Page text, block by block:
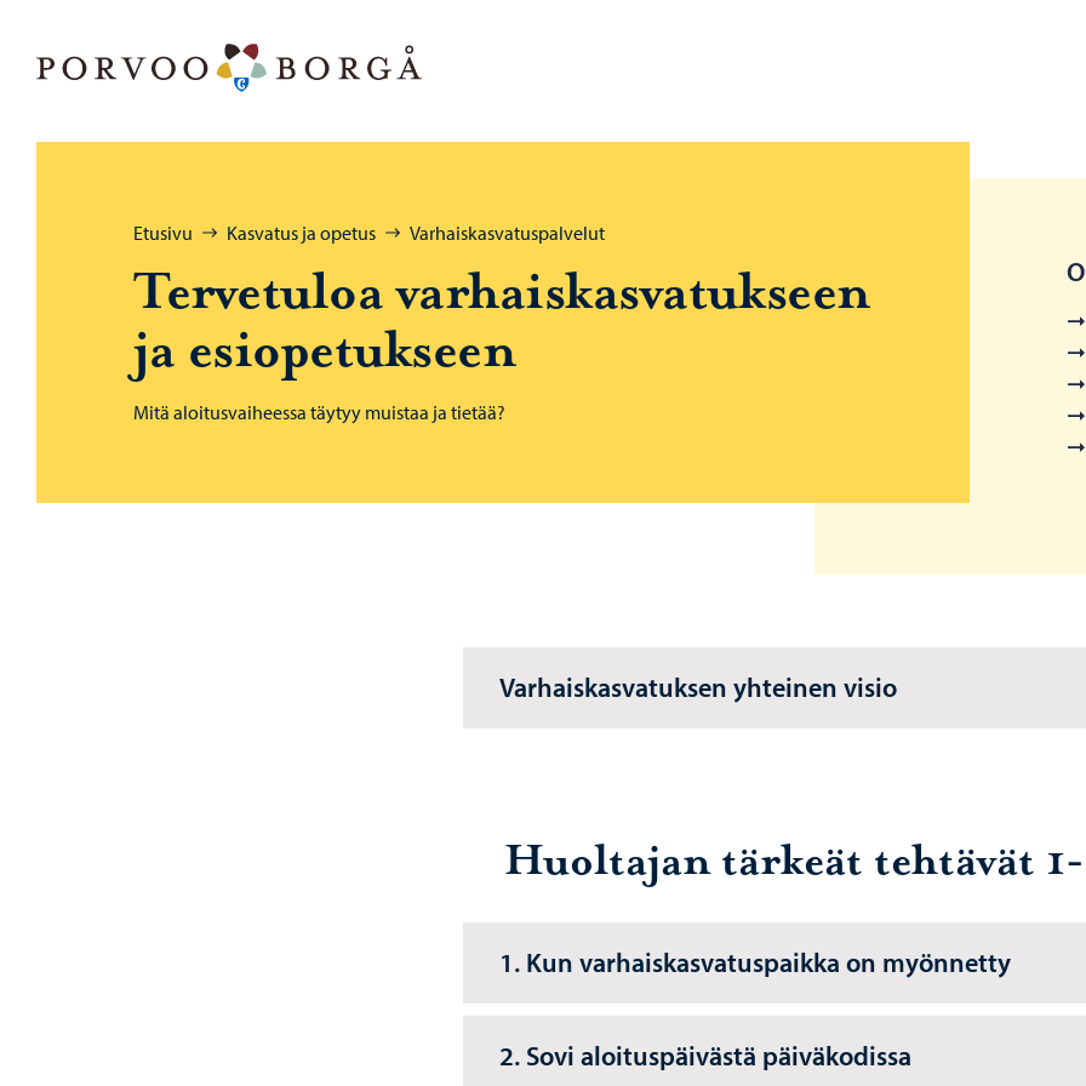
Selaa:
Etusivu Kasvatus ja opetus Varhaiskasvatuspalvelut
Ter­ve­tu­loa var­hais­kas­va­tuk­seen
ja esio­pe­tuk­seen
Mitä aloitusvaiheessa täytyy muistaa ja tietää?
Varhaiskasvatuksen yhteinen visio
Huoltajan tärkeät tehtävät
1. Kun varhaiskasvatuspaikka on myönnetty
2. Sovi aloituspäivästä päiväkodissa